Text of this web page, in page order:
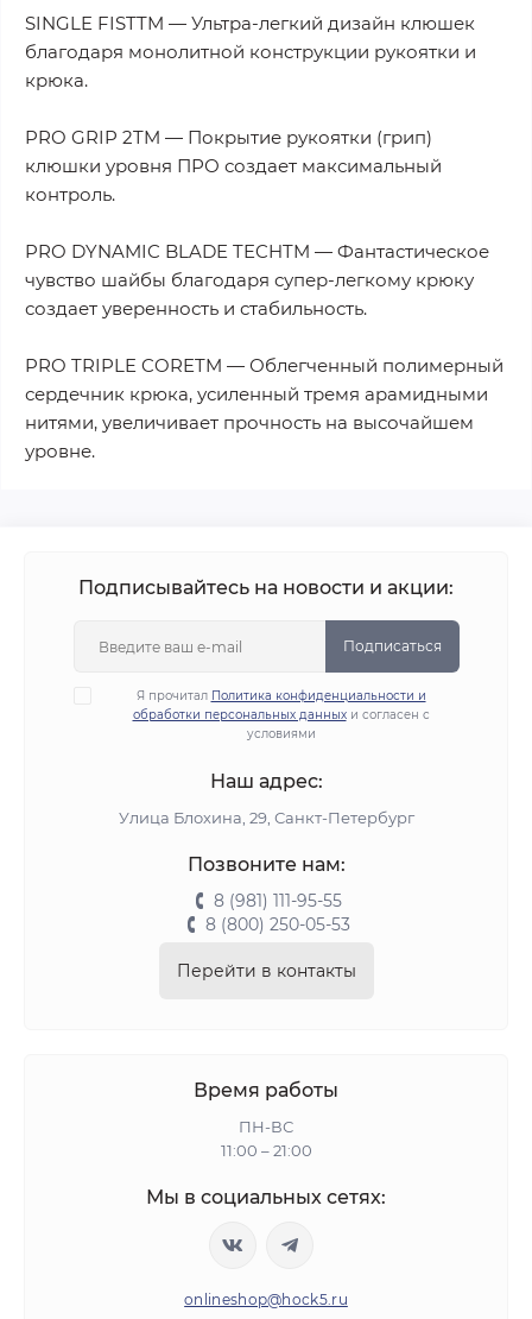
SINGLE FISTTM — Ультра-легкий дизайн клюшек
благодаря монолитной конструкции рукоятки и
крюка.
PRO GRIP 2TM — Покрытие рукоятки (грип)
клюшки уровня ПРО создает максимальный
контроль.
PRO DYNAMIC BLADE TECHTM — Фантастическое
чувство шайбы благодаря супер-легкому крюку
создает уверенность и стабильность.
PRO TRIPLE CORETM — Облегченный полимерный
сердечник крюка, усиленный тремя арамидными
нитями, увеличивает прочность на высочайшем
уровне.
Подписывайтесь на новости и акции:
Подписаться
Я прочитал Политика конфиденциальности и
обработки персональных данныхи согласен с
условиями
Наш адрес:
Улица Блохина, 29, Санкт-Петербург
Позвоните нам:
8 (981) 111-95-55
8 (800) 250-05-53
Перейти в контакты
Время работы
ПН-ВС
11:00 – 21:00
Мы в социальных сетях:
onlineshop@hock5.ru